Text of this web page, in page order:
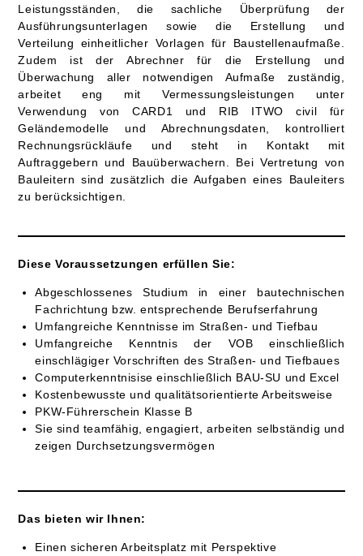
Leistungsständen, die sachliche Überprüfung der
Ausführungsunterlagen sowie die Erstellung und
Verteilung einheitlicher Vorlagen für Baustellenaufmaße.
Zudem ist der Abrechner für die Erstellung und
Überwachung aller notwendigen Aufmaße zuständig,
arbeitet eng mit Vermessungsleistungen unter
Verwendung von CARD1 und RIB ITWO civil für
Geländemodelle und Abrechnungsdaten, kontrolliert
Rechnungsrückläufe und steht in Kontakt mit
Auftraggebern und Bauüberwachern. Bei Vertretung von
Bauleitern sind zusätzlich die Aufgaben eines Bauleiters
zu berücksichtigen.
Diese Voraussetzungen erfüllen Sie:
Abgeschlossenes Studium in einer bautechnischen
Fachrichtung bzw. entsprechende Berufserfahrung
Umfangreiche Kenntnisse im Straßen- und Tiefbau
Umfangreiche Kenntnis der VOB einschließlich
einschlägiger Vorschriften des Straßen- und Tiefbaues
Computerkenntnisise einschließlich BAU-SU und Excel
Kostenbewusste und qualitätsorientierte Arbeitsweise
PKW-Führerschein Klasse B
Sie sind teamfähig, engagiert, arbeiten selbständig und
zeigen Durchsetzungsvermögen
Das bieten wir Ihnen:
Einen sicheren Arbeitsplatz mit Perspektive